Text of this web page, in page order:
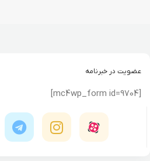
عضویت در خبرنامه
[mc4wp_form id=9704]